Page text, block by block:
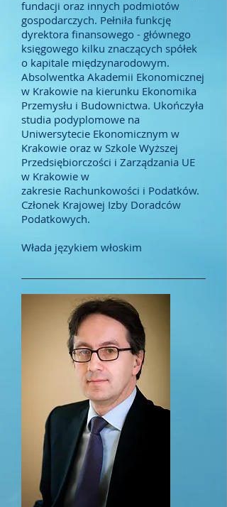
fundacji oraz innych podmiotów
gospodarczych. Pełniła funkcję
dyrektora finansowego - głównego
księgowego kilku znaczących spółek
o kapitale międzynarodowym.
Absolwentka Akademii Ekonomicznej
w Krakowie na kierunku Ekonomika
Przemysłu i Budownictwa. Ukończyła
studia podyplomowe na
Uniwersytecie Ekonomicznym w
Krakowie oraz w Szkole Wyższej
Przedsiębiorczości i Zarządzania UE
w Krakowie w
zakresie Rachunkowości i Podatków.
Członek Krajowej Izby Doradców
Podatkowych.
Włada językiem włoskim